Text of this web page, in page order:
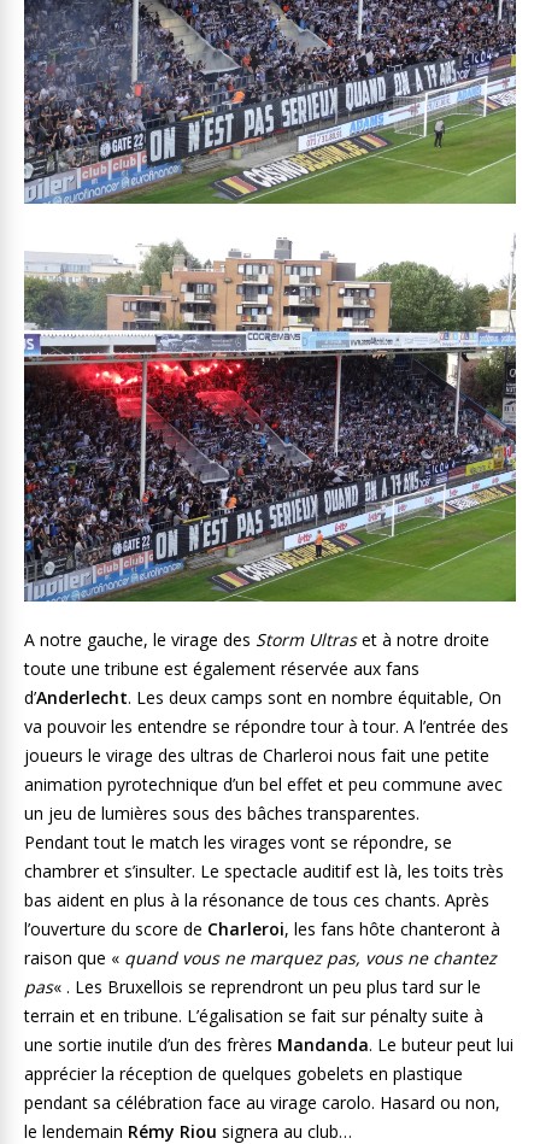
A notre gauche, le virage des Storm Ultraset à notre droite
toute une tribune est également réservée aux fans
d’Anderlecht. Les deux camps sont en nombre équitable, On
va pouvoir les entendre se répondre tour à tour. A l’entrée des
joueurs le virage des ultras de Charleroi nous fait une petite
animation pyrotechnique d’un bel effet et peu commune avec
un jeu de lumières sous des bâches transparentes.
Pendant tout le match les virages vont se répondre, se
chambrer et s’insulter. Le spectacle auditif est là, les toits très
bas aident en plus à la résonance de tous ces chants. Après
l’ouverture du score de Charleroi, les fans hôte chanteront à
raison que « quand vous ne marquez pas, vous ne chantez
pas« . Les Bruxellois se reprendront un peu plus tard sur le
terrain et en tribune. L’égalisation se fait sur pénalty suite à
une sortie inutile d’un des frères Mandanda. Le buteur peut lui
apprécier la réception de quelques gobelets en plastique
pendant sa célébration face au virage carolo. Hasard ou non,
le lendemain Rémy Riou signera au club…